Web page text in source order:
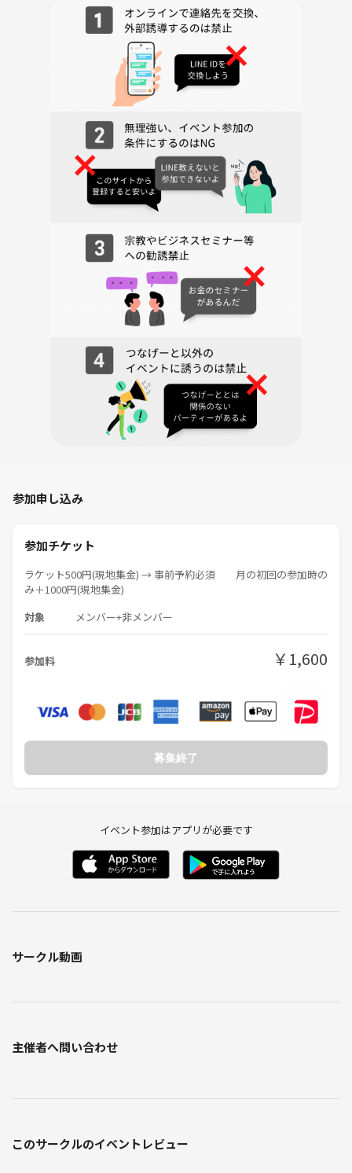
Racket (rental available), Indoor shoes (no rental)
Do not ask the gym staff—they aren’t on our team
参加申し込み
参加チケット
ラケット500円(現地集金) → 事前予約必須 月の初回の参加時の
み＋1000円(現地集金)
対象 メンバー+非メンバー
参加料 ￥1,600
募集終了
イベント参加はアプリが必要です
サークル動画
主催者へ問い合わせ
このサークルのイベントレビュー